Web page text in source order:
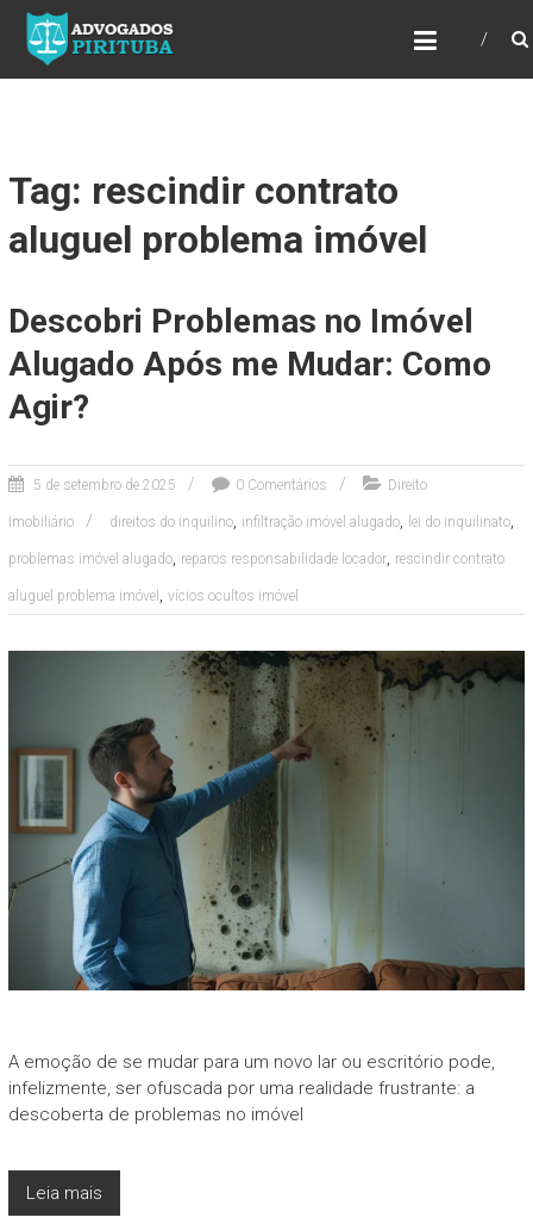
ADVOGADOS PIRITUBA
Precisando de advogado? Entre em contato!
Fazemos toda a assessoria que você
Tag: rescindir contrato
aluguel problema imóvel
Descobri Problemas no Imóvel
Alugado Após me Mudar: Como
Agir?
5 de setembro de 2025 0 Comentários Direito
Imobiliário direitos do inquilino, infiltração imóvel alugado, lei do inquilinato,
problemas imóvel alugado, reparos responsabilidade locador, rescindir contrato
aluguel problema imóvel , vícios ocultos imóvel
A emoção de se mudar para um novo lar ou escritório pode,
infelizmente, ser ofuscada por uma realidade frustrante: a
descoberta de problemas no imóvel
Leia mais